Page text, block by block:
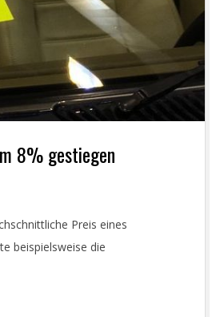
8% gestiegen
Preis eines
beispielsweise die